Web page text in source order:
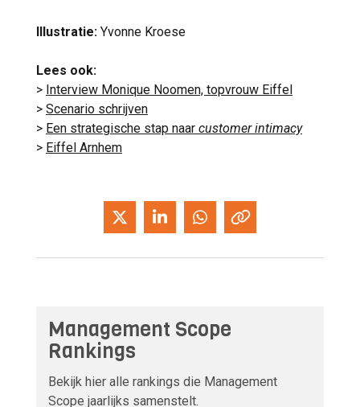
Illustratie: Yvonne Kroese
Lees ook:
> Interview Monique Noomen, topvrouw Eiffel
> Scenario schrijven
> Een strategische stap naar customer intimacy
> Eiffel Arnhem
Management Scope
Rankings
Bekijk hier alle rankings die Management
Scope jaarlijks samenstelt.